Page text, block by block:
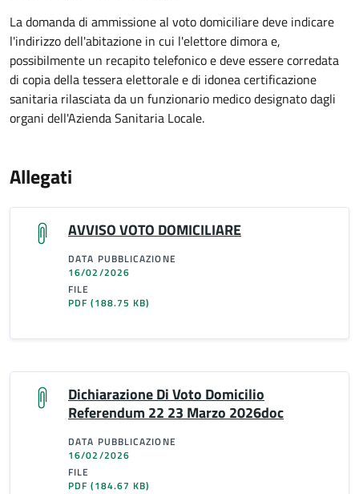
La domanda di ammissione al voto domiciliare deve indicare
l'indirizzo dell'abitazione in cui l'elettore dimora e,
possibilmente un recapito telefonico e deve essere corredata
di copia della tessera elettorale e di idonea certificazione
sanitaria rilasciata da un funzionario medico designato dagli
organi dell'Azienda Sanitaria Locale.
Allegati
AVVISO VOTO DOMICILIARE
DATA PUBBLICAZIONE
16/02/2026
FILE
PDF(188.75 KB)
Dichiarazione Di Voto Domicilio
Referendum 22 23 Marzo 2026doc
DATA PUBBLICAZIONE
16/02/2026
FILE
PDF(184.67 KB)